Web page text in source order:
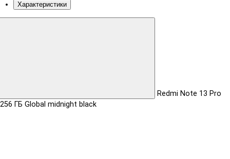
Характеристики
Redmi Note 13 Pro
ГБ Global midnight black